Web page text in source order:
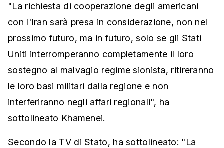
"La richiesta di cooperazione degli americani
con l'Iran sarà presa in considerazione, non nel
prossimo futuro, ma in futuro, solo se gli Stati
Uniti interromperanno completamente il loro
sostegno al malvagio regime sionista, ritireranno
le loro basi militari dalla regione e non
interferiranno negli affari regionali", ha
sottolineato Khamenei.
Secondo la TV di Stato, ha sottolineato: "La